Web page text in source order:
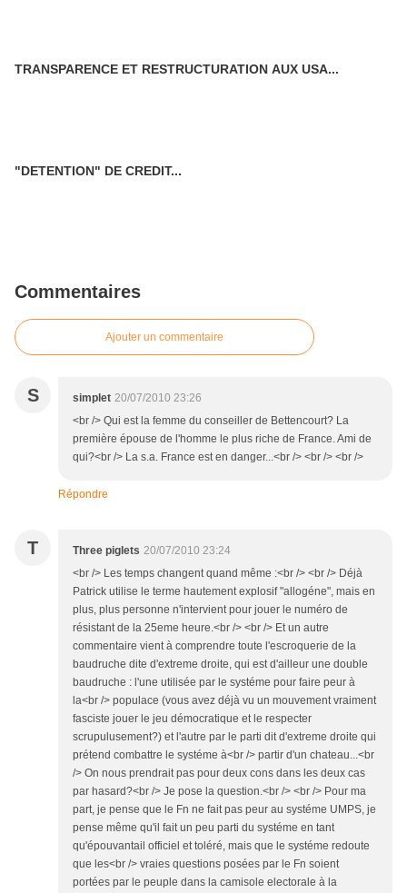
TRANSPARENCE ET RESTRUCTURATION AUX USA...
"DETENTION" DE CREDIT...
Commentaires
Ajouter un commentaire
S simplet 20/07/2010 23:26
<br /> Qui est la femme du conseiller de Bettencourt? La
première épouse de l'homme le plus riche de France. Ami de
qui?<br /> La s.a. France est en danger...<br /> <br /> <br />
Répondre
T Three piglets 20/07/2010 23:24
<br /> Les temps changent quand même :<br /> <br /> Déjà
Patrick utilise le terme hautement explosif "allogéne", mais en
plus, plus personne n'intervient pour jouer le numéro de
résistant de la 25eme heure.<br /> <br /> Et un autre
commentaire vient à comprendre toute l'escroquerie de la
baudruche dite d'extreme droite, qui est d'ailleur une double
baudruche : l'une utilisée par le systéme pour faire peur à
la<br /> populace (vous avez déjà vu un mouvement vraiment
fasciste jouer le jeu démocratique et le respecter
scrupulusement?) et l'autre par le parti dit d'extreme droite qui
prétend combattre le systéme à<br /> partir d'un chateau...<br
/> On nous prendrait pas pour deux cons dans les deux cas
par hasard?<br /> Je pose la question.<br /> <br /> Pour ma
part, je pense que le Fn ne fait pas peur au systéme UMPS, je
pense même qu'il fait un peu parti du systéme en tant
qu'épouvantail officiel et toléré, mais que le systéme redoute
que les<br /> vraies questions posées par le Fn soient
portées par le peuple dans la camisole electorale à la